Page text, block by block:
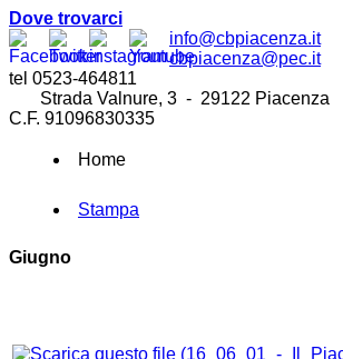
Dove trovarci
info@cbpiacenza.it
cbpiacenza@pec.it
tel 0523-464811
Strada Valnure, 3 - 29122 Piacenza
C.F. 91096830335
Home
Stampa
Giugno